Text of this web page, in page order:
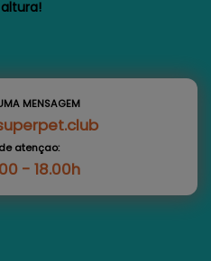
MENSAGEM
atençao:
- 18.00h